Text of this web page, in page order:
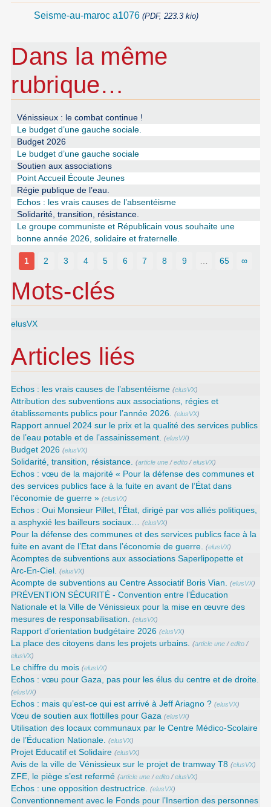
Seisme-au-maroc a1076 (PDF, 223.3 kio)
Dans la même
rubrique…
Vénissieux : le combat continue !
Le budget d’une gauche sociale.
Budget 2026
Le budget d’une gauche sociale
Soutien aux associations
Point Accueil Écoute Jeunes
Régie publique de l’eau.
Echos : les vrais causes de l’absentéisme
Solidarité, transition, résistance.
Le groupe communiste et Républicain vous souhaite une
bonne année 2026, solidaire et fraternelle.
1 2 3 4 5 6 7 8 9 65 ∞
Mots-clés
elusVX
Articles liés
Echos : les vrais causes de l’absentéisme (elusVX)
Attribution des subventions aux associations, régies et
établissements publics pour l’année 2026. (elusVX)
Rapport annuel 2024 sur le prix et la qualité des services publics
de l’eau potable et de l’assainissement. (elusVX)
Budget 2026 (elusVX)
Solidarité, transition, résistance. (article une /edito /elusVX)
Echos : vœu de la majorité « Pour la défense des communes et
des services publics face à la fuite en avant de l’État dans
l’économie de guerre » (elusVX)
Echos : Oui Monsieur Pillet, l’État, dirigé par vos alliés politiques,
a asphyxié les bailleurs sociaux… (elusVX)
Pour la défense des communes et des services publics face à la
fuite en avant de l’Etat dans l’économie de guerre. (elusVX)
Acomptes de subventions aux associations Saperlipopette et
Arc-En-Ciel. (elusVX)
Acompte de subventions au Centre Associatif Boris Vian. (elusVX)
PRÉVENTION SÉCURITÉ - Convention entre l’Éducation
Nationale et la Ville de Vénissieux pour la mise en œuvre des
mesures de responsabilisation. (elusVX)
Rapport d’orientation budgétaire 2026 (elusVX)
La place des citoyens dans les projets urbains. (article une /edito /
elusVX)
Le chiffre du mois (elusVX)
Echos : vœu pour Gaza, pas pour les élus du centre et de droite.
(elusVX)
Echos : mais qu’est-ce qui est arrivé à Jeff Ariagno ? (elusVX)
Vœu de soutien aux flottilles pour Gaza (elusVX)
Utilisation des locaux communaux par le Centre Médico-Scolaire
de l’Éducation Nationale. (elusVX)
Projet Educatif et Solidaire (elusVX)
Avis de la ville de Vénissieux sur le projet de tramway T8 (elusVX)
ZFE, le piège s’est refermé (article une /edito /elusVX)
Echos : une opposition destructrice. (elusVX)
Conventionnement avec le Fonds pour l’Insertion des personnes